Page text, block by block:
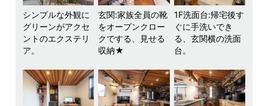
シンプルな外観に
グリーンがアクセ
ントのエクステリ
ア。
玄関:家族全員の靴
をオープンクロー
クでする、見せる
収納★
1F洗面台:帰宅後す
ぐに手洗いでき
る、玄関横の洗面
台。